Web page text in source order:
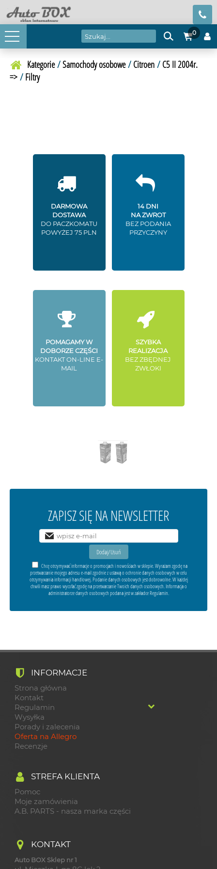
0
Kategorie/Samochody osobowe/ Citroen/ C5 II 2004r.
=> / Filtry
DARMOWA
DOSTAWA
DO PACZKOMATU
POWYŻEJ 75 PLN
14 DNI
NA ZWROT
BEZ PODANIA
PRZYCZYNY
POMAGAMY W
DOBORZE CZĘŚCI
KONTAKT ON-LINE E-
MAIL
SZYBKA
REALIZACJA
BEZ ZBĘDNEJ
ZWŁOKI
ZAPISZ SIĘ NA NEWSLETTER
Chcę otrzymywać informacje o promocjach i nowościach w sklepie. Wyrażam zgodę na
przetwarzanie mojego adresu e-mail zgodnie z ustawą o ochronie danych osobowych w celu
otrzymywania informacji handlowej. Podanie danych osobowych jest dobrowolne. W każdej
chwili masz prawo wycofać zgodę na przetwarzanie Twoich danych osobowych. Informacja o
administratorze danych osobowych podana jest w zakładce Regulamin.
INFORMACJE
Strona główna
Kontakt
Regulamin
Wysyłka
Porady i zalecenia
Oferta na Allegro
Recenzje
STREFA KLIENTA
Pomoc
Moje zamówienia
A.B. PARTS - nasza marka części
KONTAKT
Auto BOX Sklep nr 1